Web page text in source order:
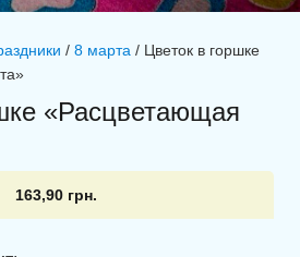
/ 8 марта / Цветок в горшке
«Расцветающая
163,90 грн.